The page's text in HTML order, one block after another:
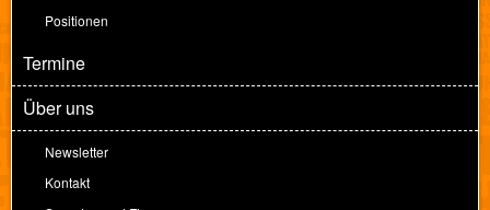
Positionen
Termine
Über uns
Newsletter
Kontakt